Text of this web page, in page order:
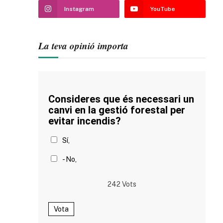
Instagram YouTube
La teva opinió importa
Consideres que és necessari un
canvi en la gestió forestal per
evitar incendis?
Sí,
- No,
242 Vots
Vota